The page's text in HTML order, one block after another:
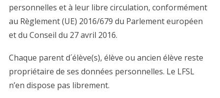
personnelles et à leur libre circulation, conformément
au Règlement (UE) 2016/679 du Parlement européen
et du Conseil du 27 avril 2016.
Chaque parent d´élève(s), élève ou ancien élève reste
propriétaire de ses données personnelles. Le LFSL
n’en dispose pas librement.